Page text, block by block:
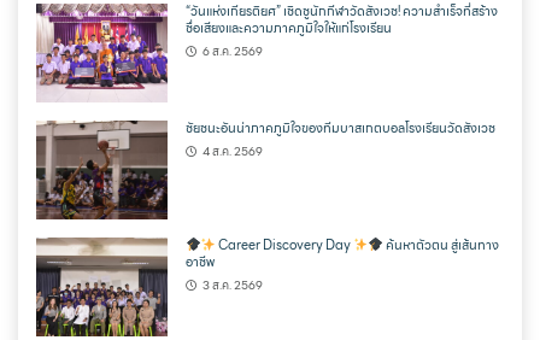
“วันแห่งเกียรติยศ” เชิดชูนักกีฬาวัดสังเวช! ความสำเร็จที่สร้าง
ชื่อเสียงและความภาคภูมิใจให้แก่โรงเรียน
6 ส.ค. 2569
ชัยชนะอันน่าภาคภูมิใจของทีมบาสเกตบอลโรงเรียนวัดสังเวช
4 ส.ค. 2569
Career Discovery Day
ค้นหาตัวตน สู่เส้นทาง
อาชีพ
3 ส.ค. 2569